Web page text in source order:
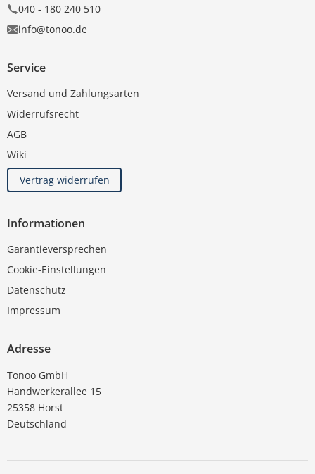
040 - 180 240 510
info@tonoo.de
Service
Versand und Zahlungsarten
Widerrufsrecht
AGB
Wiki
Vertrag widerrufen
Informationen
Garantieversprechen
Cookie-Einstellungen
Datenschutz
Impressum
Adresse
Tonoo GmbH
Handwerkerallee 15
25358 Horst
Deutschland